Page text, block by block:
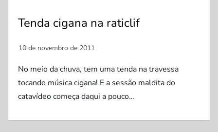
Tenda cigana na raticlif
No meio da chuva, tem uma tenda na travessa
tocando música cigana! E a sessão maldita do
catavídeo começa daqui a pouco…